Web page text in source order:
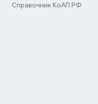
Справочник КоАП РФ